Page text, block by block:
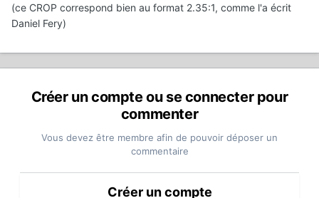
(ce CROP correspond bien au format 2.35:1, comme l'a écrit
Daniel Fery)
Créer un compte ou se connecter pour
commenter
Vous devez être membre afin de pouvoir déposer un
commentaire
Créer un compte